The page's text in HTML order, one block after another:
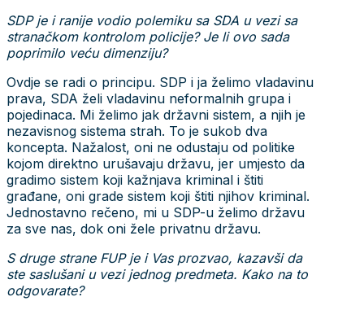
SDP je i ranije vodio polemiku sa SDA u vezi sa
stranačkom kontrolom policije? Je li ovo sada
poprimilo veću dimenziju?
Ovdje se radi o principu. SDP i ja želimo vladavinu
prava, SDA želi vladavinu neformalnih grupa i
pojedinaca. Mi želimo jak državni sistem, a njih je
nezavisnog sistema strah. To je sukob dva
koncepta. Nažalost, oni ne odustaju od politike
kojom direktno urušavaju državu, jer umjesto da
gradimo sistem koji kažnjava kriminal i štiti
građane, oni grade sistem koji štiti njihov kriminal.
Jednostavno rečeno, mi u SDP-u želimo državu
za sve nas, dok oni žele privatnu državu.
S druge strane FUP je i Vas prozvao, kazavši da
ste saslušani u vezi jednog predmeta. Kako na to
odgovarate?